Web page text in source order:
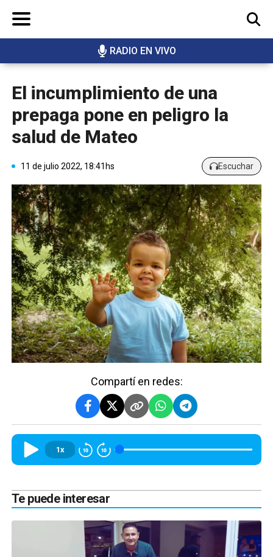
RADIO EN VIVO
BUSCAR
El incumplimiento de una
prepaga pone en peligro la
salud de Mateo
11 de julio 2022, 18:41hs Escuchar
Compartí en redes:
1x
Te puede interesar